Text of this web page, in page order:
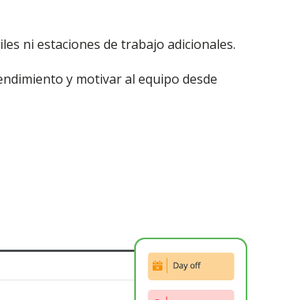
ni estaciones de trabajo adicionales.
y motivar al equipo desde